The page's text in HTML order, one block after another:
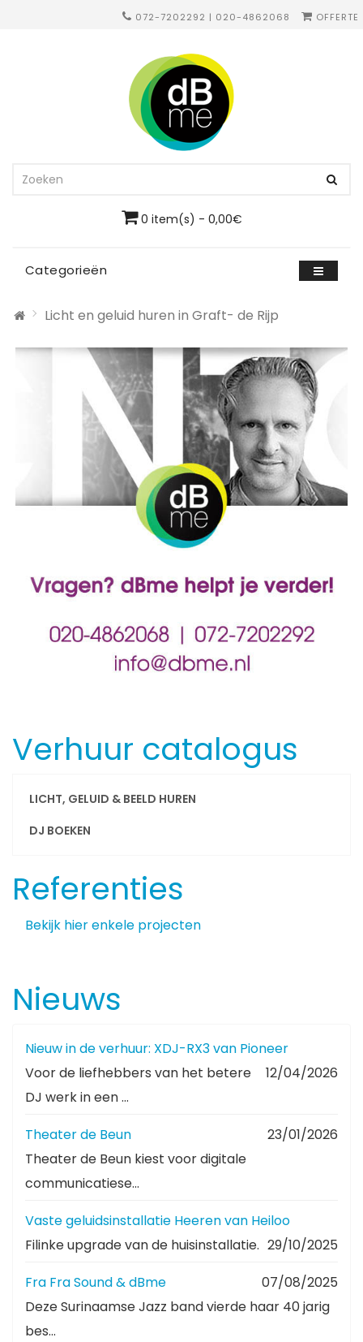
072-7202292 | 020-4862068 OFFERTE
0 item(s) - 0,00€
Categorieën
Licht en geluid huren in Graft- de Rijp
Verhuur catalogus
LICHT, GELUID & BEELD HUREN
DJ BOEKEN
Referenties
Bekijk hier enkele projecten
Nieuws
Nieuw in de verhuur: XDJ-RX3 van Pioneer
12/04/2026
Voor de liefhebbers van het betere
DJ werk in een ...
Theater de Beun
23/01/2026
Theater de Beun kiest voor digitale
communicatiese...
Vaste geluidsinstallatie Heeren van Heiloo
29/10/2025
Filinke upgrade van de huisinstallatie.
Fra Fra Sound & dBme
07/08/2025
Deze Surinaamse Jazz band vierde haar 40 jarig
bes...